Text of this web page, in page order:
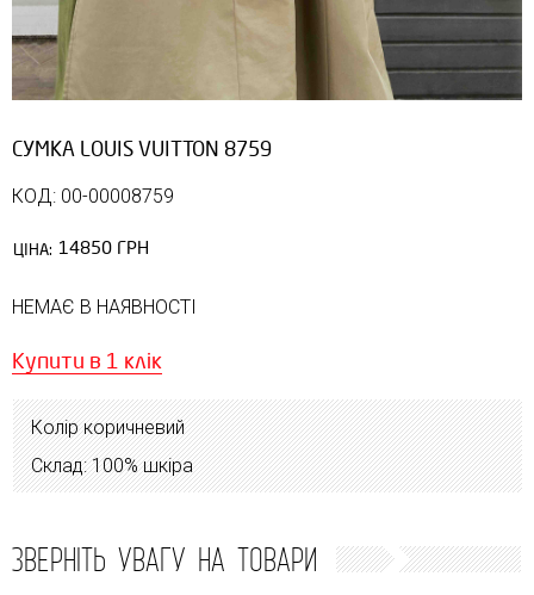
СУМКА LOUIS VUITTON 8759
КОД: 00-00008759
ЦІНА: 14850 ГРН
НЕМАЄ В НАЯВНОСТІ
Купити в 1 клік
Колір коричневий
Склад: 100% шкіра
ЗВЕРНІТЬ УВАГУ НА ТОВАРИ